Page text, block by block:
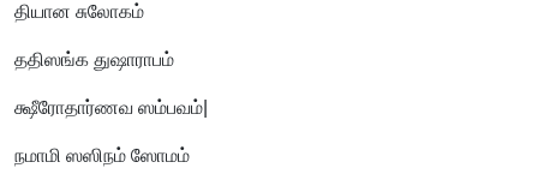
தியான சுலோகம்
ததிஸங்க துஷாராபம்
க்ஷீரோதார்ணவ ஸம்பவம்|
நமாமி ஸஸிநம் ஸோமம்